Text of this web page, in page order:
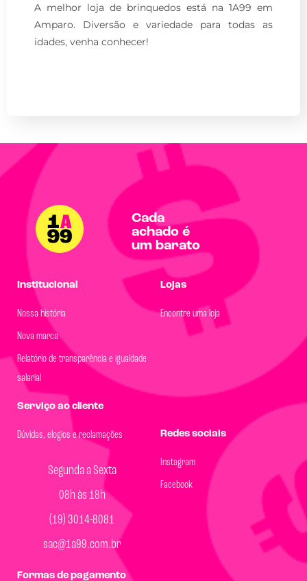
A melhor loja de brinquedos está na 1A99 em
Amparo. Diversão e variedade para todas as
idades, venha conhecer!
Cada
achado é
um barato
Institucional
Nossa história
Nova marca
Relatório de transparência e igualdade
salarial
Lojas
Encontre uma loja
Serviço ao cliente
Dúvidas, elogios e reclamações
Segunda a Sexta
08h às 18h
(19) 3014-8081
sac@1a99.com.br
Redes sociais
Instagram
Facebook
Formas de pagamento